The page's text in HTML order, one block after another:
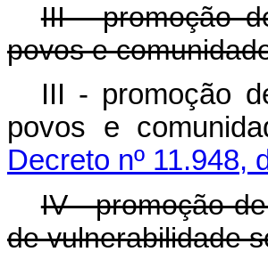
III - promoção
povos e
III - promoção
povos e
Decreto nº 11.948,
IV - promoção
de vulnerabilidade